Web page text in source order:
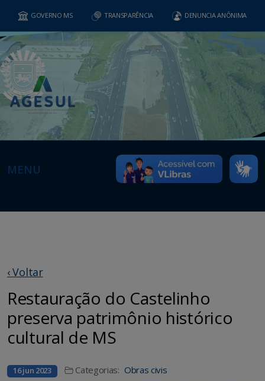
GOVERNO MS TRANSPARÊNCIA DENUNCIA ANÔNIMA
MENU
‹ Voltar
Restauração do Castelinho
preserva patrimônio histórico
cultural de MS
16 jun 2023 Categorias: Obras civis